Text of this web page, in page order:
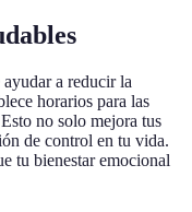
a reducir la
horarios para las
no solo mejora tus
de control en tu vida.
tu bienestar emocional